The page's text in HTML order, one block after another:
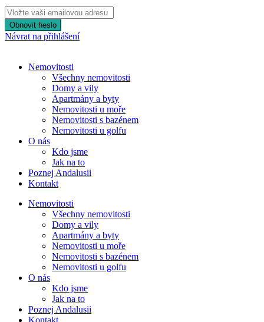
Obnovit heslo
Návrat na přihlášení
Nemovitosti
Všechny nemovitosti
Domy a vily
Apartmány a byty
Nemovitosti u moře
Nemovitosti s bazénem
Nemovitosti u golfu
O nás
Kdo jsme
Jak na to
Poznej Andalusii
Kontakt
Nemovitosti
Všechny nemovitosti
Domy a vily
Apartmány a byty
Nemovitosti u moře
Nemovitosti s bazénem
Nemovitosti u golfu
O nás
Kdo jsme
Jak na to
Poznej Andalusii